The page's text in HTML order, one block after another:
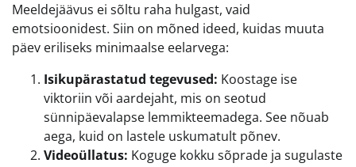
Meeldejäävus ei sõltu raha hulgast, vaid
emotsioonidest. Siin on mõned ideed, kuidas muuta
päev eriliseks minimaalse eelarvega:
Isikupärastatud tegevused: Koostage ise
viktoriin või aardejaht, mis on seotud
sünnipäevalapse lemmikteemadega. See nõuab
aega, kuid on lastele uskumatult põnev.
Videoüllatus: Koguge kokku sõprade ja sugulaste